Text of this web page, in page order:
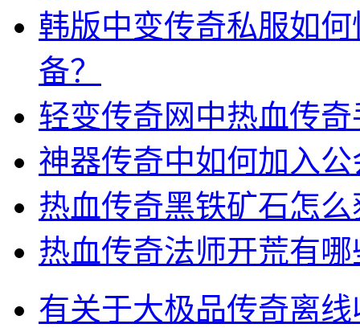
韩版中变传奇私服如
备？
轻变传奇网中热血传
神器传奇中如何加入公
热血传奇黑铁矿石怎
热血传奇法师开荒有
有关于大极品传奇离